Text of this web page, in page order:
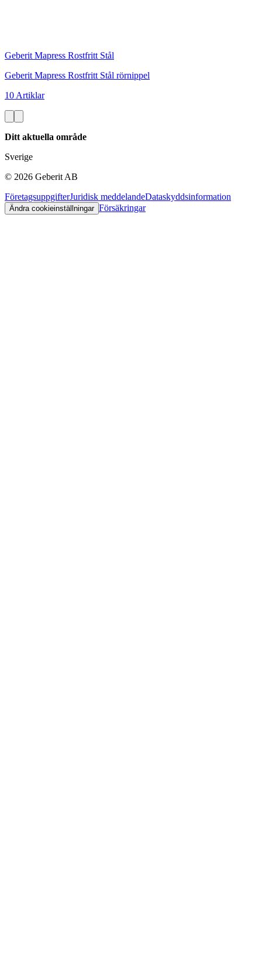
Geberit Mapress Rostfritt Stål
Geberit Mapress Rostfritt Stål rörnippel
10 Artiklar
Ditt aktuella område
Sverige
© 2026 Geberit AB
FöretagsuppgifterJuridisk meddelandeDataskyddsinformation
Ändra cookieinställningar Försäkringar